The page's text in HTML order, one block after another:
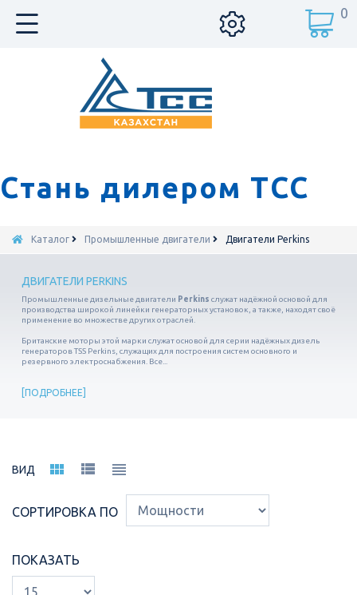
Стань дилером ТСС
0
Каталог Промышленные двигатели Двигатели Perkins
ДВИГАТЕЛИ PERKINS
Промышленные дизельные двигатели Perkins служат надёжной основой для
производства широкой линейки генераторных установок, а также, находят своё
применение во множестве других отраслей.
Британские моторы этой марки служат основой для серии надёжных дизель
генераторов TSS Perkins, служащих для построения систем основного и
резервного электроснабжения. Все...
ПОДРОБНЕЕ
ВИД
СОРТИРОВКА ПО
ПОКАЗАТЬ